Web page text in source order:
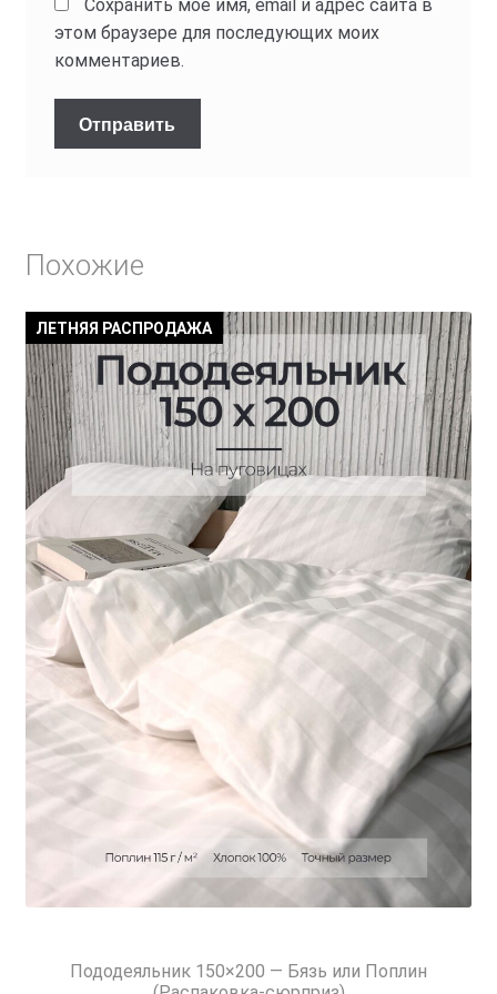
Сохранить моё имя, email и адрес сайта в
этом браузере для последующих моих
комментариев.
Похожие
ЛЕТНЯЯ РАСПРОДАЖА
Пододеяльник 150×200 — Бязь или Поплин